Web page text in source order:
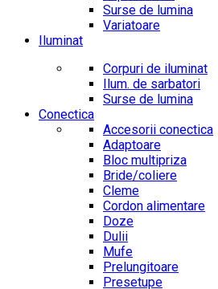
Surse de lumina
Variatoare
Iluminat
Corpuri de iluminat
Ilum. de sarbatori
Surse de lumina
Conectica
Accesorii conectica
Adaptoare
Bloc multipriza
Bride/coliere
Cleme
Cordon alimentare
Doze
Dulii
Mufe
Prelungitoare
Presetupe